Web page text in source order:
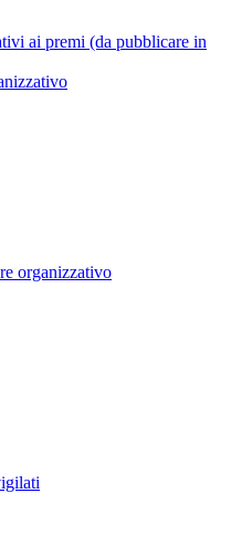
ai premi (da pubblicare in
organizzativo